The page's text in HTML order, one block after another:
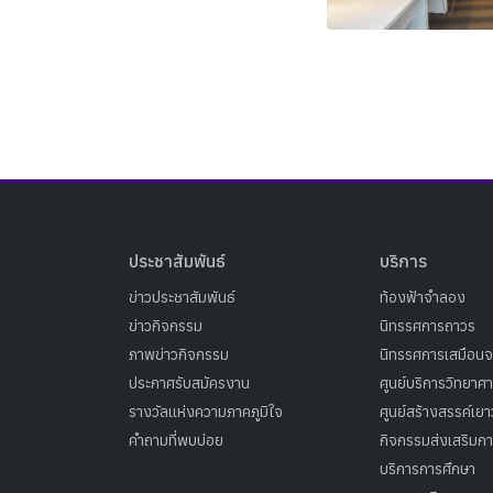
ประชาสัมพันธ์
ข่าวประชาสัมพันธ์
ข่าวกิจกรรม
ภาพข่าวกิจกรรม
ประกาศรับสมัครงาน
รางวัลแห่งความภาคภูมิใจ
คำถามที่พบบ่อย
บริการ
ท้องฟ้าจำลอง
นิทรรศการถาวร
นิทรรศการเสมือน
ศูนย์บริการวิทยาศ
ศูนย์สร้างสรรค์เย
กิจกรรมส่งเสริมก
บริการการศึกษา